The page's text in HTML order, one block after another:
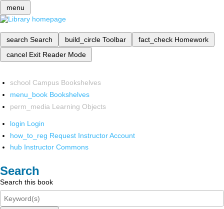
menu
search Search build_circle Toolbar fact_check Homework
cancel Exit Reader Mode
school Campus Bookshelves
menu_book Bookshelves
perm_media Learning Objects
login Login
how_to_reg Request Instructor Account
hub Instructor Commons
Search
Search this book